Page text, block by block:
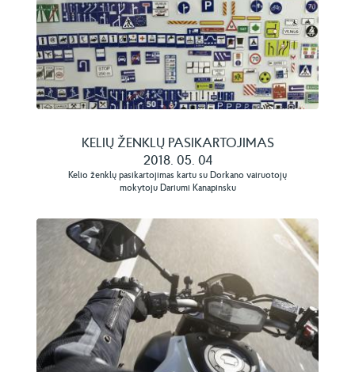
KELIŲ ŽENKLŲ PASIKARTOJIMAS
2018. 05. 04
Kelio ženklų pasikartojimas kartu su Dorkano vairuotojų
mokytoju Dariumi Kanapinsku